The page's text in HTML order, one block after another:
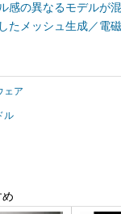
感の異なるモデルが
たメッシュ生成／電
ェア
ル